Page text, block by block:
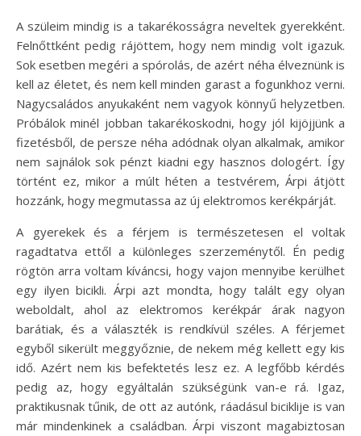
A szüleim mindig is a takarékosságra neveltek gyerekként.
Felnőttként pedig rájöttem, hogy nem mindig volt igazuk.
Sok esetben megéri a spórolás, de azért néha élveznünk is
kell az életet, és nem kell minden garast a fogunkhoz verni.
Nagycsaládos anyukaként nem vagyok könnyű helyzetben.
Próbálok minél jobban takarékoskodni, hogy jól kijöjjünk a
fizetésből, de persze néha adódnak olyan alkalmak, amikor
nem sajnálok sok pénzt kiadni egy hasznos dologért. Így
történt ez, mikor a múlt héten a testvérem, Árpi átjött
hozzánk, hogy megmutassa az új elektromos kerékpárját.
A gyerekek és a férjem is természetesen el voltak
ragadtatva ettől a különleges szerzeménytől. Én pedig
rögtön arra voltam kíváncsi, hogy vajon mennyibe kerülhet
egy ilyen bicikli. Árpi azt mondta, hogy talált egy olyan
weboldalt, ahol az elektromos kerékpár árak nagyon
barátiak, és a választék is rendkívül széles. A férjemet
egyből sikerült meggyőznie, de nekem még kellett egy kis
idő. Azért nem kis befektetés lesz ez. A legfőbb kérdés
pedig az, hogy egyáltalán szükségünk van-e rá. Igaz,
praktikusnak tűnik, de ott az autónk, ráadásul biciklije is van
már mindenkinek a családban. Árpi viszont magabiztosan